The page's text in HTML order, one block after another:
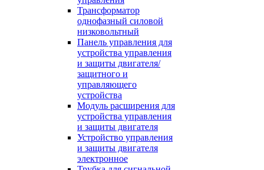
Трансформатор
однофазный силовой
низковольтный
Панель управления для
устройства управления
и защиты двигателя/
защитного и
управляющего
устройства
Модуль расширения для
устройства управления
и защиты двигателя
Устройство управления
и защиты двигателя
электронное